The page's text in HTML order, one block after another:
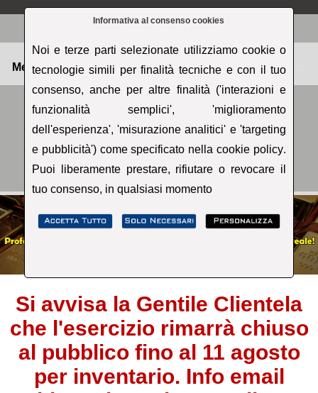
Informativa al consenso cookies
Noi e terze parti selezionate utilizziamo cookie o
tecnologie simili per finalità tecniche e con il tuo
consenso, anche per altre finalità ('interazioni e
funzionalità semplici', 'miglioramento
dell'esperienza', 'misurazione analitici' e 'targeting
e pubblicità') come specificato nellacookie policy.
Puoi liberamente prestare, rifiutare o revocare il
tuo consenso, in qualsiasi momento
Menu
Si avvisa la Gentile Clientela
che l'esercizio rimarrà chiuso
al pubblico fino al 11 agosto
per inventario. Info email